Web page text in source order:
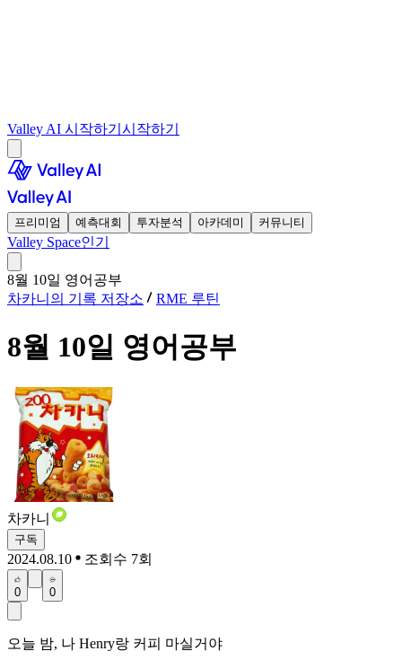
Valley AI 시작하기 시작하기
프리미엄 예측대회 투자분석 아카데미 커뮤니티
Valley Space인기
8월 10일 영어공부
차카니의 기록 저장소
RME 루틴
8월 10일 영어공부
차카니
구독
2024.08.10 조회수 7회
0 0
오늘 밤, 나 Henry랑 커피 마실거야